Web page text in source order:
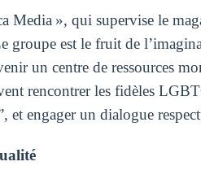
Media », qui supervise le
groupe est le fruit de
un centre de ressources
rencontrer les fidèles
et engager un dialogue